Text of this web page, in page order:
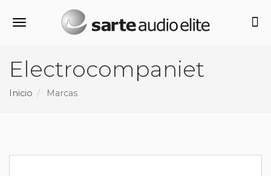
Alternar navegación
Electrocompaniet
Inicio Marcas